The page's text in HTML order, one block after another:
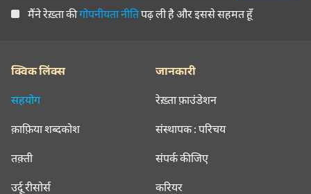
मैंने रेख़्ता कीगोपनीयता नीतिपढ़ ली है और इससे सहमत हूँ
क्विक लिंक्स
सहयोग
क़ाफ़िया शब्दकोश
तक़्ती
उर्दू रीसोर्स
जानकारी
रेख़्ता फ़ाउंडेशन
संस्थापक : परिचय
संपर्क कीजिए
करियर